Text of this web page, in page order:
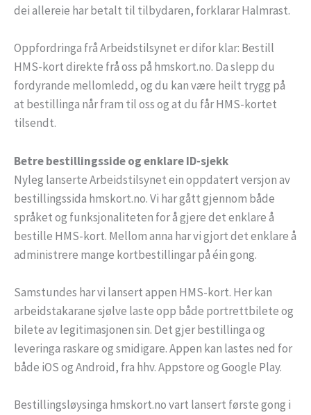
dei allereie har betalt til tilbydaren, forklarar Halmrast.
Oppfordringa frå Arbeidstilsynet er difor klar: Bestill
HMS-kort direkte frå oss på hmskort.no. Da slepp du
fordyrande mellomledd, og du kan være heilt trygg på
at bestillinga når fram til oss og at du får HMS-kortet
tilsendt.
Betre bestillingsside og enklare ID-sjekk
Nyleg lanserte Arbeidstilsynet ein oppdatert versjon av
bestillingssida hmskort.no. Vi har gått gjennom både
språket og funksjonaliteten for å gjere det enklare å
bestille HMS-kort. Mellom anna har vi gjort det enklare å
administrere mange kortbestillingar på éin gong.
Samstundes har vi lansert appen HMS-kort. Her kan
arbeidstakarane sjølve laste opp både portrettbilete og
bilete av legitimasjonen sin. Det gjer bestillinga og
leveringa raskare og smidigare. Appen kan lastes ned for
både iOS og Android, fra hhv. Appstore og Google Play.
Bestillingsløysinga hmskort.no vart lansert første gong i